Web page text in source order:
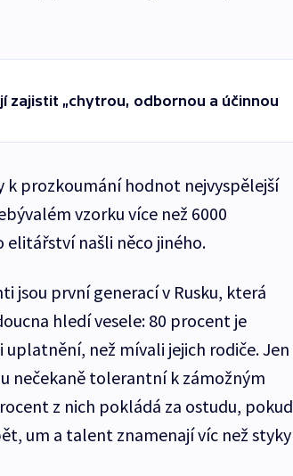
zajistit „chytrou, odbornou a účinnou
prozkoumání hodnot nejvyspělejší
vzorku více než 6000
elitářství našli něco jiného.
jsou první generací v Rusku, která
hledí vesele: 80 procent je
než mívali jejich rodiče. Jen
nečekaně tolerantní k zámožným
z nich pokládá za ostudu, pokud
um a talent znamenají víc než styky